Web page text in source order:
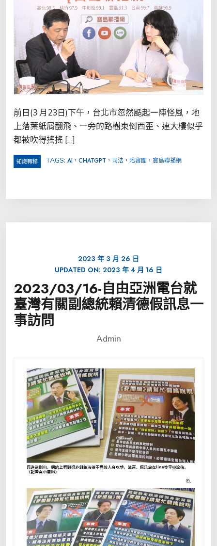
前日(3 月23日)下午，台北市忽然颳起一陣怪風，地
上落葉紙屑翻飛、一旁的路樹東倒西歪、連大樓似乎
都被吹得搖搖 […]
知識轉移 TAGS: AI，CHATGPT，司法，陪審團，寶島聯播網
2023 年 3 月 26 日
UPDATED ON: 2023 年 4 月 16 日
2023/03/16-自由亞洲電台就
臺灣有關副總統賴清德假訊息一
事訪問
Admin